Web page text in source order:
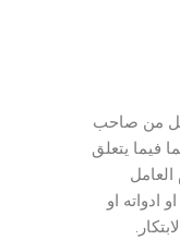
من صاحب
فيما يتعلق
ادواته او